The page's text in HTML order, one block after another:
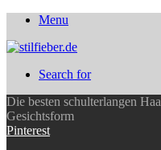
Menu
Search for
Die besten schulterlangen
Gesichtsform
Pinterest